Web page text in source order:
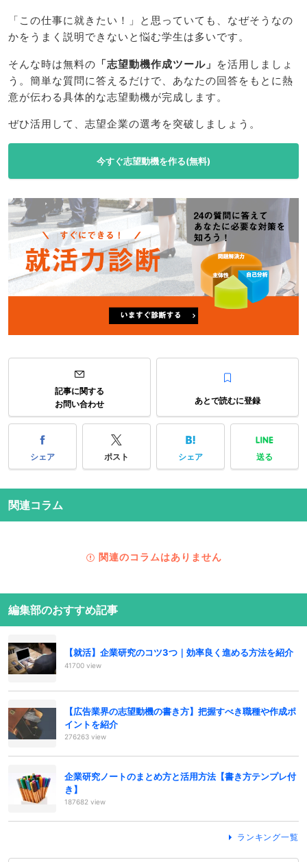
「この仕事に就きたい！」と思っていても、なぜそうなの
かをうまく説明できないと悩む学生は多いです。
そんな時は無料の 「志望動機作成ツール」 を活用しましょ
う。簡単な質問に答えるだけで、あなたの回答をもとに熱
意が伝わる具体的な志望動機が完成します。
ぜひ活用して、志望企業の選考を突破しましょう。
今すぐ志望動機を作る(無料)
記事に関する
お問い合わせ
あとで読むに登録
シェア ポスト シェア 送る
関連コラム
関連のコラムはありません
編集部のおすすめ記事
【就活】企業研究のコツ3つ｜効率良く進める方法を紹介
41700 view
【広告業界の志望動機の書き方】把握すべき職種や作成ポ
イントを紹介
276263 view
企業研究ノートのまとめ方と活用方法【書き方テンプレ付
き】
187682 view
ランキング一覧